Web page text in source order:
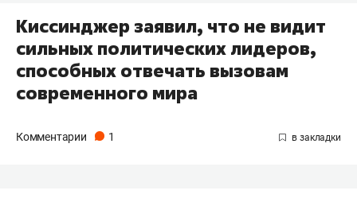
Киссинджер заявил, что не видит
сильных политических лидеров,
способных отвечать вызовам
современного мира
Комментарии 1